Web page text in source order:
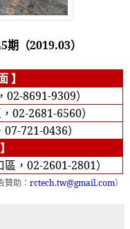
期（2019.03）
】
02-8691-9309）
02-2681-6560）
07-721-0436）
區， 02-2601-2801）
贊助： rctech.tw@gmail.com）